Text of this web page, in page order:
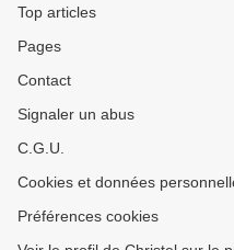
Top articles
Pages
Contact
Signaler un abus
C.G.U.
Cookies et données
Préférences cookies